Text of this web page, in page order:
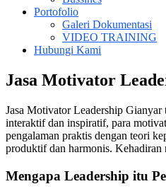
Portofolio
Galeri Dokumentasi
VIDEO TRAINING
Hubungi Kami
Jasa Motivator
Jasa Motivator Leadership
interaktif dan inspiratif, para
pengalaman praktis dengan teori
produktif dan harmonis. Kehadiran
Mengapa Leadership itu